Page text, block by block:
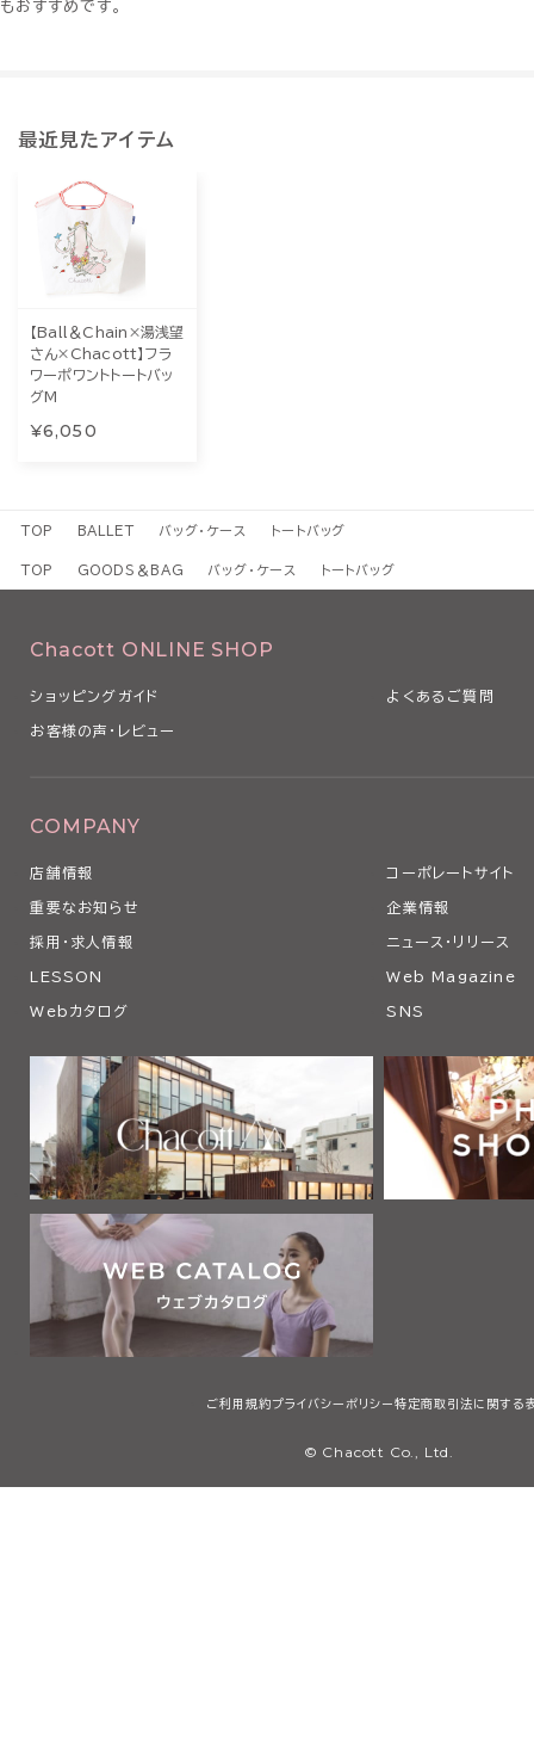
もおすすめです。
最近見たアイテム
【Ball＆Chain×湯浅望
さん×Chacott】フラ
ワーポワントトートバッ
グM
¥6,050
TOP BALLET バッグ・ケース トートバッグ
TOP GOODS＆BAG バッグ・ケース トートバッグ
Chacott ONLINE SHOP
ショッピングガイド よくあるご質問
お客様の声・レビュー
COMPANY
店舗情報 コーポレートサイト
重要なお知らせ 企業情報
採用・求人情報 ニュース・リリース
LESSON Web Magazine
Webカタログ SNS
ご利用規約プライバシーポリシー 特定商取引法に関する
© Chacott Co., Ltd.